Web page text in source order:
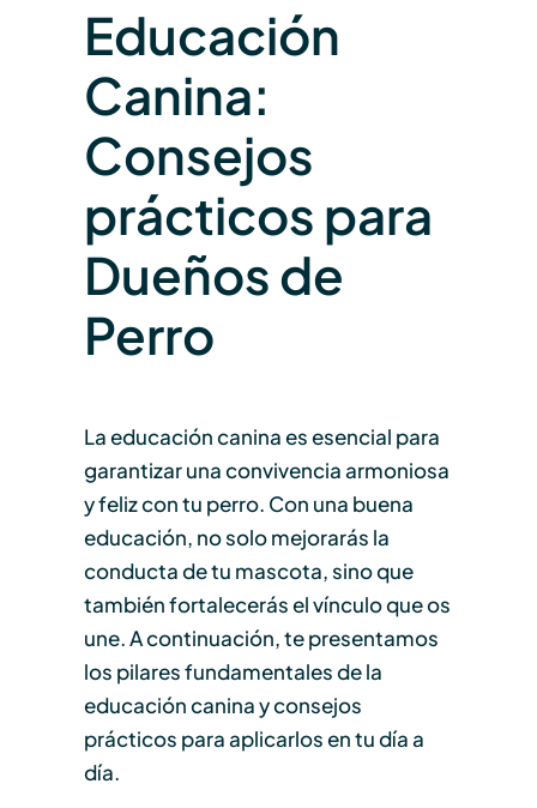
Educación
Canina:
Consejos
prácticos para
Dueños de
Perro
La educación canina es esencial para
garantizar una convivencia armoniosa
y feliz con tu perro. Con una buena
educación, no solo mejorarás la
conducta de tu mascota, sino que
también fortalecerás el vínculo que os
une. A continuación, te presentamos
los pilares fundamentales de la
educación canina y consejos
prácticos para aplicarlos en tu día a
día.